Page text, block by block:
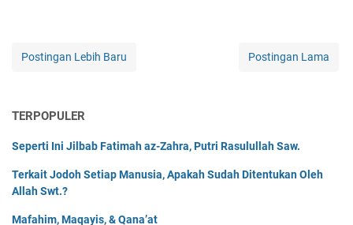
Postingan Lebih Baru Postingan Lama
TERPOPULER
Seperti Ini Jilbab Fatimah az-Zahra, Putri Rasulullah Saw.
Terkait Jodoh Setiap Manusia, Apakah Sudah Ditentukan Oleh
Allah Swt.?
Mafahim, Maqayis, & Qana’at